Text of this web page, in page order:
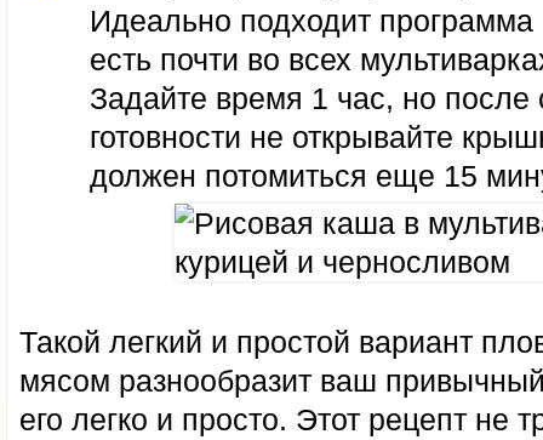
Идеально подходит программа
есть почти во всех
Задайте время 1 час, но после
готовности не открывайте
должен потомиться еще 15
Такой легкий и простой вариант
мясом разнообразит ваш
его легко и просто. Этот рецепт не